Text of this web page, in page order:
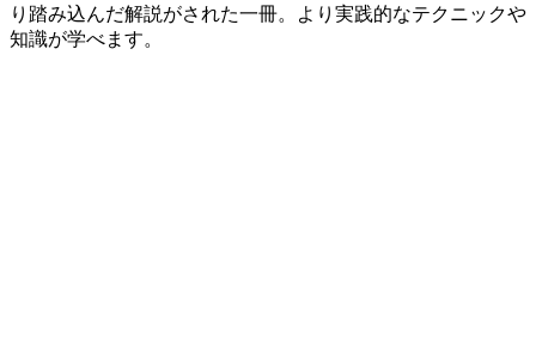
り踏み込んだ解説がされた一冊。より実践的なテクニックや
知識が学べます。